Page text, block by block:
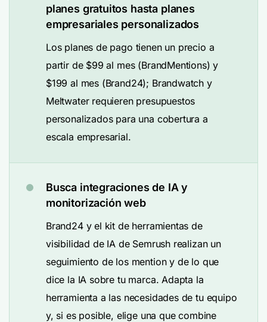
planes gratuitos hasta planes
empresariales personalizados
Los planes de pago tienen un precio a
partir de $99 al mes (BrandMentions) y
$199 al mes (Brand24); Brandwatch y
Meltwater requieren presupuestos
personalizados para una cobertura a
escala empresarial.
Busca integraciones de IA y
monitorización web
Brand24 y el kit de herramientas de
visibilidad de IA de Semrush realizan un
seguimiento de los mention y de lo que
dice la IA sobre tu marca. Adapta la
herramienta a las necesidades de tu equipo
y, si es posible, elige una que combine